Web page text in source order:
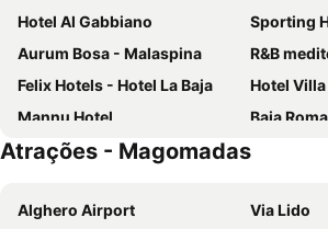
Hotel Al Gabbiano
Sporting
Aurum Bosa - Malaspina
R&B
Felix Hotels - Hotel La Baja
Hotel
Mannu Hotel
Baia
Palazzo Pischedda
Hotel Sa Lumenera
Giardini
Atrações - Magomadas
Alghero Airport
Via Lido